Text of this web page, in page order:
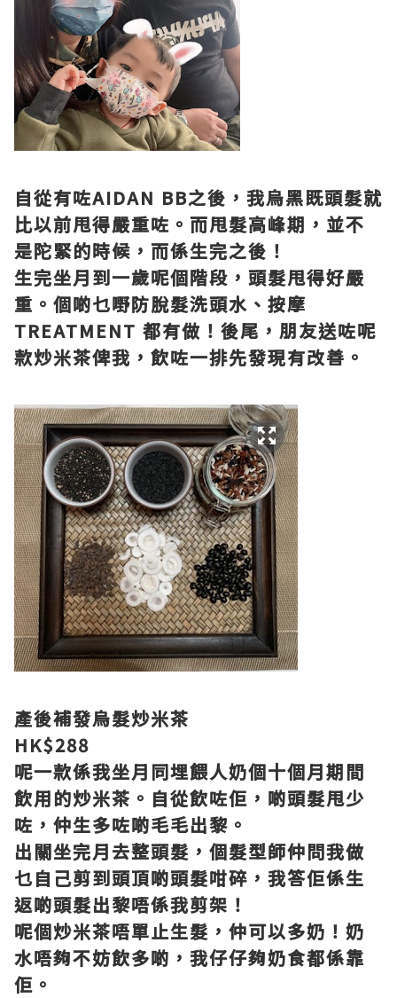
自從有咗AIDAN BB之後，我烏黑既頭髮就
比以前甩得嚴重咗。而甩髮高峰期，並不
是陀緊的時候，而係生完之後！
生完坐月到一歲呢個階段，頭髮甩得好嚴
重。個啲乜嘢防脫髮洗頭水、按摩
TREATMENT 都有做！後尾，朋友送咗呢
款炒米茶俾我，飲咗一排先發現有改善。
產後補發烏髮炒米茶
HK$288
呢一款係我坐月同埋餵人奶個十個月期間
飲用的炒米茶。自從飲咗佢，啲頭髮甩少
咗，仲生多咗啲毛毛出黎。
出關坐完月去整頭髮，個髮型師仲問我做
乜自己剪到頭頂啲頭髮咁碎，我答佢係生
返啲頭髮出黎唔係我剪架！
呢個炒米茶唔單止生髮，仲可以多奶！奶
水唔夠不妨飲多啲，我仔仔夠奶食都係靠
佢。